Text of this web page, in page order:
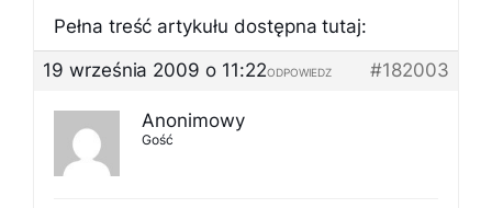
Pełna treść artykułu dostępna tutaj:
19 września 2009 o 11:22
#182003
ODPOWIEDZ
Anonimowy
Gość